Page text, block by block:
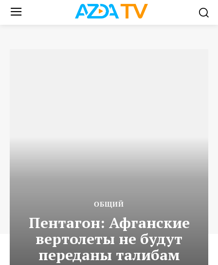
ОБЩИЙ
Пентагон: Афганские
вертолеты не будут
переданы талибам